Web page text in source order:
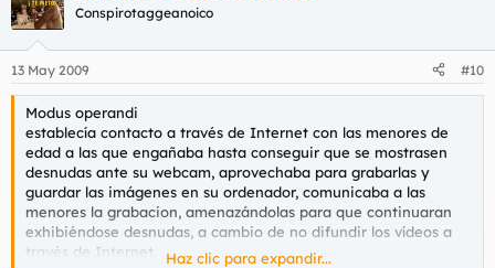
Conspirotaggeanoico
13 May 2009 #10
Modus operandi
establecía contacto a través de Internet con las menores de
edad a las que engañaba hasta conseguir que se mostrasen
desnudas ante su webcam, aprovechaba para grabarlas y
guardar las imágenes en su ordenador, comunicaba a las
menores la grabacion, amenazándolas para que continuaran
exhibiéndose desnudas, a cambio de no difundir los vídeos a
través de Internet.
Haz clic para expandir...